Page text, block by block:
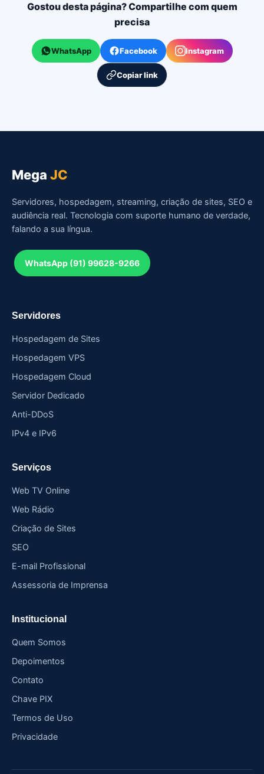
Gostou desta página? Compartilhe com quem
precisa
WhatsApp Facebook Instagram
Copiar link
Mega JC
Servidores, hospedagem, streaming, criação de sites, SEO e
audiência real. Tecnologia com suporte humano de verdade,
falando a sua língua.
WhatsApp (91) 99628-9266
Servidores
Hospedagem de Sites
Hospedagem VPS
Hospedagem Cloud
Servidor Dedicado
Anti-DDoS
IPv4 e IPv6
Serviços
Web TV Online
Web Rádio
Criação de Sites
SEO
E-mail Profissional
Assessoria de Imprensa
Institucional
Quem Somos
Depoimentos
Contato
Chave PIX
Termos de Uso
Privacidade